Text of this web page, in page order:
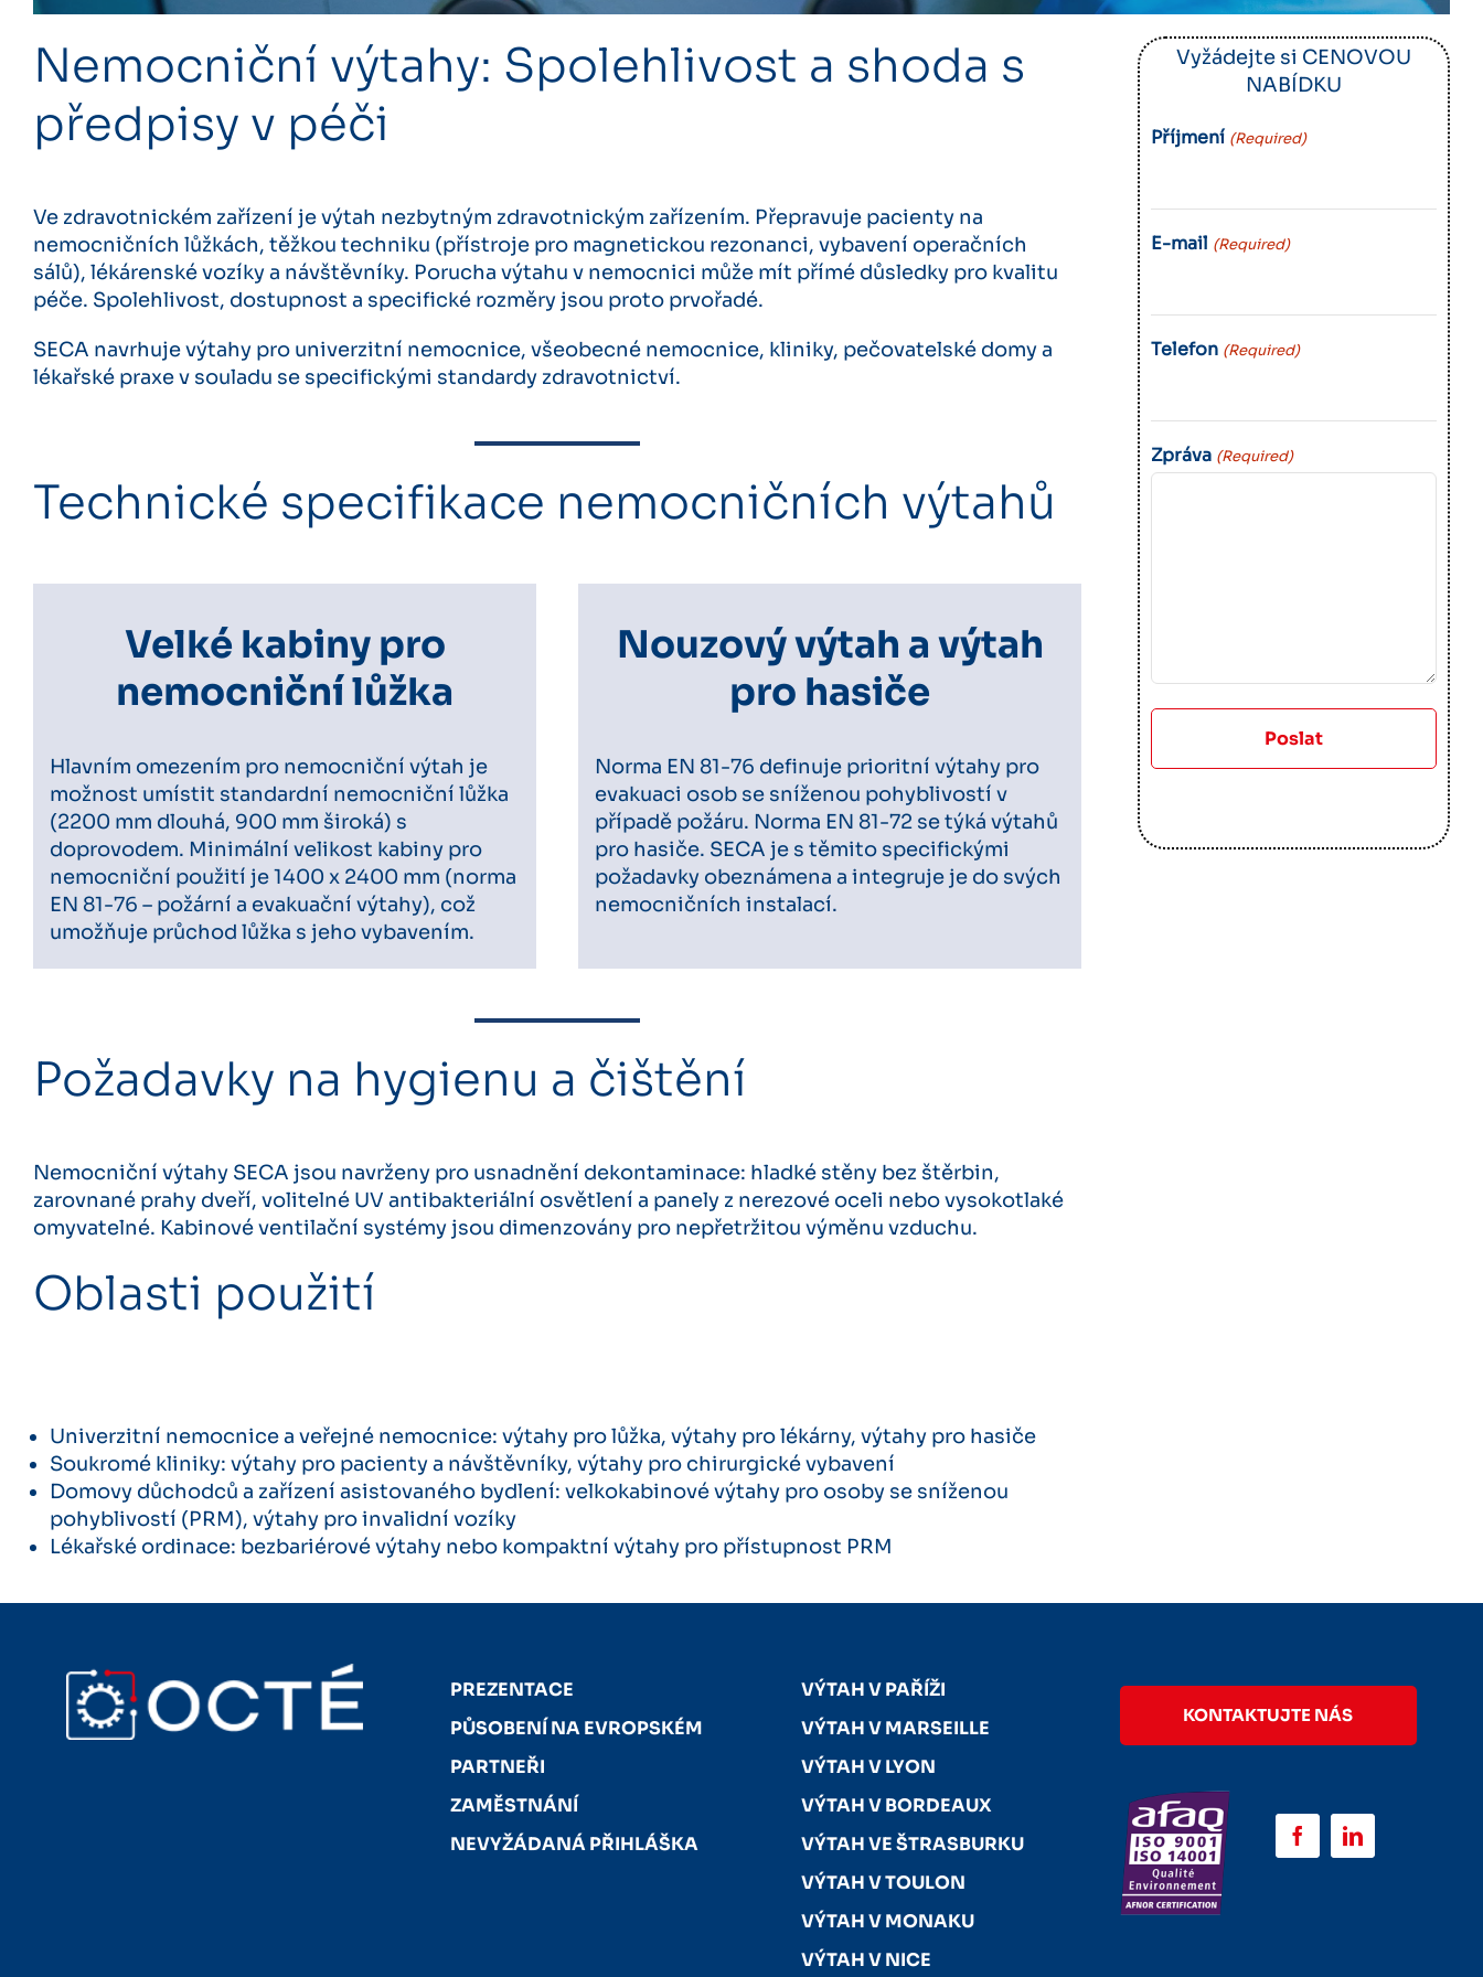
Nemocniční výtahy: Spolehlivost a shoda s
předpisy v péči
Ve zdravotnickém zařízení je výtah nezbytným zdravotnickým zařízením. Přepravuje pacienty na
nemocničních lůžkách, těžkou techniku ​​(přístroje pro magnetickou rezonanci, vybavení operačních
sálů), lékárenské vozíky a návštěvníky. Porucha výtahu v nemocnici může mít přímé důsledky pro kvalitu
péče. Spolehlivost, dostupnost a specifické rozměry jsou proto prvořadé.
SECA navrhuje výtahy pro univerzitní nemocnice, všeobecné nemocnice, kliniky, pečovatelské domy a
lékařské praxe v souladu se specifickými standardy zdravotnictví.
Technické specifikace nemocničních výtahů
Velké kabiny pro
nemocniční lůžka
Hlavním omezením pro nemocniční výtah je
možnost umístit standardní nemocniční lůžka
(2200 mm dlouhá, 900 mm široká) s
doprovodem. Minimální velikost kabiny pro
nemocniční použití je 1400 x 2400 mm (norma
EN 81-76 – požární a evakuační výtahy), což
umožňuje průchod lůžka s jeho vybavením.
Nouzový výtah a výtah
pro hasiče
Norma EN 81-76 definuje prioritní výtahy pro
evakuaci osob se sníženou pohyblivostí v
případě požáru. Norma EN 81-72 se týká výtahů
pro hasiče. SECA je s těmito specifickými
požadavky obeznámena a integruje je do svých
nemocničních instalací.
Požadavky na hygienu a čištění
Nemocniční výtahy SECA jsou navrženy pro usnadnění dekontaminace: hladké stěny bez štěrbin,
zarovnané prahy dveří, volitelné UV antibakteriální osvětlení a panely z nerezové oceli nebo vysokotlaké
omyvatelné. Kabinové ventilační systémy jsou dimenzovány pro nepřetržitou výměnu vzduchu.
Oblasti použití
Univerzitní nemocnice a veřejné nemocnice: výtahy pro lůžka, výtahy pro lékárny, výtahy pro hasiče
Soukromé kliniky: výtahy pro pacienty a návštěvníky, výtahy pro chirurgické vybavení
Domovy důchodců a zařízení asistovaného bydlení: velkokabinové výtahy pro osoby se sníženou
pohyblivostí (PRM), výtahy pro invalidní vozíky
Lékařské ordinace: bezbariérové ​​výtahy nebo kompaktní výtahy pro přístupnost PRM
Vyžádejte si CENOVOU
NABÍDKU
Příjmení (Required)
E-mail (Required)
Telefon (Required)
Zpráva (Required)
Poslat
PREZENTACE
PŮSOBENÍ NA EVROPSKÉM
PARTNEŘI
ZAMĚSTNÁNÍ
NEVYŽÁDANÁ PŘIHLÁŠKA
VÝTAH V PAŘÍŽI
VÝTAH V MARSEILLE
VÝTAH V LYON
VÝTAH V BORDEAUX
VÝTAH VE ŠTRASBURKU
VÝTAH V TOULON
VÝTAH V MONAKU
VÝTAH V NICE
KONTAKTUJTE NÁS